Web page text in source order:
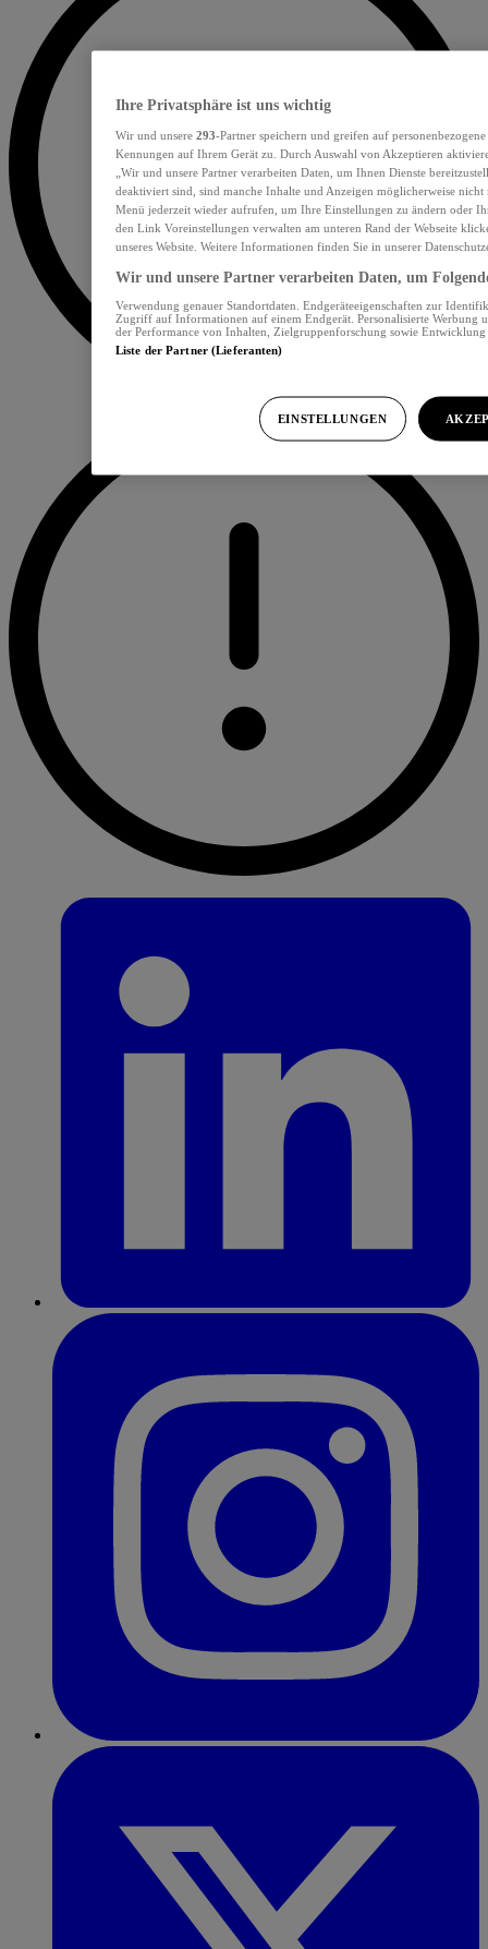
Ihre Privatsphäre ist uns wichtig
Wir und unsere 293-Partner speichern und greifen auf
Kennungen auf Ihrem Gerät zu. Durch Auswahl von Akzeptieren
„Wir und unsere Partner verarbeiten Daten, um Ihnen Dienste
deaktiviert sind, sind manche Inhalte und Anzeigen möglicherweise nicht
Menü jederzeit wieder aufrufen, um Ihre Einstellungen zu ändern oder
den Link Voreinstellungen verwalten am unteren Rand der Webseite
unseres Website. Weitere Informationen finden Sie in unserer
Wir und unsere Partner verarbeiten Daten, um
Verwendung genauer Standortdaten. Endgeräteeigenschaften zur
Zugriff auf Informationen auf einem Endgerät. Personalisierte Werbung
der Performance von Inhalten, Zielgruppenforschung sowie
Liste der Partner (Lieferanten)
EINSTELLUNGEN